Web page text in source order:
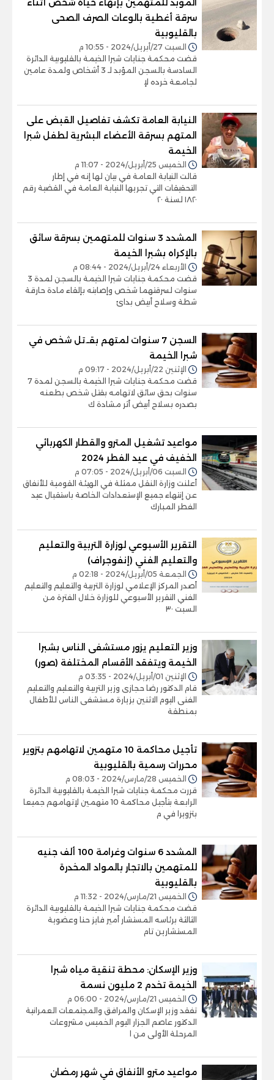
سرقة أغطية بالوعات الصرف الصحى
بالقليوبية
السبت 27/أبريل/2024 - 10:55 م
قضت محكمة جنايات شبرا الخيمة بالقليوبية الدائرة
السادسة بالسجن المؤبد لـ 3 أشخاص ولمدة عامين
لجامعة خرده لإ
النيابة العامة تكشف تفاصيل القبض على
المتهم بسرقة الأعضاء البشرية لطفل شبرا
الخيمة
الخميس 25/أبريل/2024 - 11:07 م
قالت النيابة العامة في بيان لها إنه في إطار
التحقيقات التي تجريها النيابة العامة في القضية رقم
١٨٢٠ لسنة ٢٠
المشدد 3 سنوات للمتهمين بسرقة سائق
بالإكراه بشبرا الخيمة
الأربعاء 24/أبريل/2024 - 08:44 م
قضت محكمة جنايات شبرا الخيمة بالسجن لمدة 3
سنوات لسرقتهما شخص وإصابته بإلقاء مادة حارقة
شطة وسلاح أبيض بدائ
السجن 7 سنوات لمتهم بقـ.تل شخص في
شبرا الخيمة
الإثنين 22/أبريل/2024 - 09:17 م
قضت محكمة جنايات شبرا الخيمة بالسجن لمدة 7
سنوات بحق سائق لاتهامه بقتل شخص بطعنه
بصدره بسلاح أبيض أثر مشادة ك
مواعيد تشغيل المترو والقطار الكهربائي
الخفيف في عيد الفطر 2024
السبت 06/أبريل/2024 - 07:05 م
أعلنت وزارة النقل ممثلة في الهيئة القومية للأنفاق
عن إنتهاء جميع الإستعدادات الخاصة باستقبال عيد
الفطر المبارك
التقرير الأسبوعي لوزارة التربية والتعليم
والتعليم الفني (إنفوجراف)
الجمعة 05/أبريل/2024 - 02:18 م
أصدر المركز الإعلامي لوزارة التربية والتعليم والتعليم
الفني التقرير الأسبوعي للوزارة خلال الفترة من
السبت ٣٠
وزير التعليم يزور مستشفى الناس بشبرا
الخيمة ويتفقد الأقسام المختلفة (صور)
الإثنين 01/أبريل/2024 - 03:35 م
قام الدكتور رضا حجازى وزير التربية والتعليم والتعليم
الفنى اليوم الاثنين بزيارة مستشفى الناس للأطفال
بمنطقة
تأجيل محاكمة 10 متهمين لاتهامهم بتزوير
محررات رسمية بالقليوبية
الخميس 28/مارس/2024 - 08:03 م
قررت محكمة جنايات شبرا الخيمة بالقليوبية الدائرة
الرابعة بتأجيل محاكمة 10 متهمين لإتهامهم جميعا
بتزويرا في م
المشدد 6 سنوات وغرامة 100 ألف جنيه
للمتهمين بالاتجار بالمواد المخدرة
بالقليوبية
الخميس 21/مارس/2024 - 11:32 م
قضت محكمة جنايات شبرا الخيمة بالقليوبية الدائرة
الثالثة برئاسه المستشار أمير فايز حنا وعضوية
المستشارين تام
وزير الإسكان: محطة تنقية مياه شبرا
الخيمة تخدم 2 مليون نسمة
الخميس 21/مارس/2024 - 06:00 م
تفقد وزير الإسكان والمرافق والمجتمعات العمرانية
الدكتور عاصم الجزار اليوم الخميس مشروعات
المرحلة الأولى من ا
مواعيد مترو الأنفاق في شهر رمضان